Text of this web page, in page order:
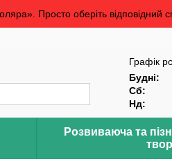
Просто оберіть відповідний
Графік
Будні:
Сб:
Нд:
Розвиваюча та